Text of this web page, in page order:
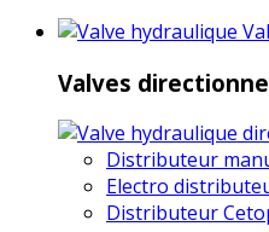
Valves
Distributeur
Electro
Distributeur